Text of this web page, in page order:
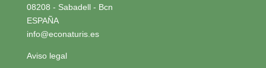
08208 - Sabadell - Bcn
ESPAÑA
info@econaturis.es
Aviso legal